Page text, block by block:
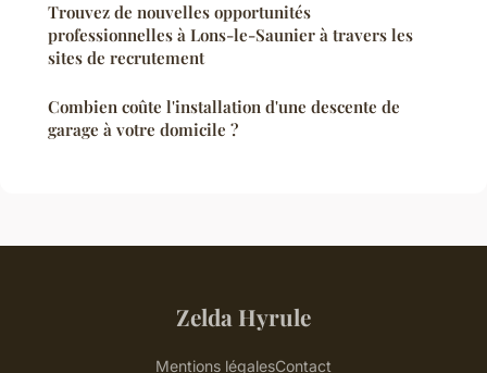
Trouvez de nouvelles opportunités
professionnelles à Lons-le-Saunier à travers les
sites de recrutement
Combien coûte l'installation d'une descente de
garage à votre domicile ?
Zelda Hyrule
Mentions légalesContact